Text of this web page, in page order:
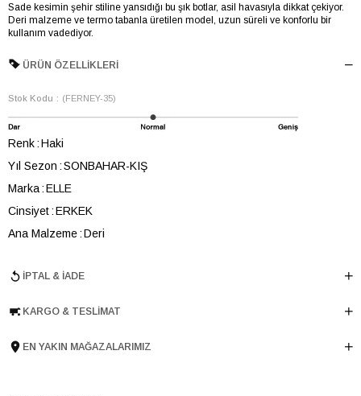
Sade kesimin şehir stiline yansıdığı bu şık botlar, asil havasıyla dikkat çekiyor.
Deri malzeme ve termo tabanla üretilen model, uzun süreli ve konforlu bir
kullanım vadediyor.
ÜRÜN ÖZELLIKLERI
Stok Kodu (FERNEY-35)
Renk Haki
Yıl Sezon SONBAHAR-KIŞ
Marka ELLE
Cinsiyet ERKEK
Ana Malzeme Deri
Topuk Boyu 4.5 cm
Taban Yüksekliği 4.5 cm
İPTAL & İADE
KARGO & TESLIMAT
EN YAKIN MAĞAZALARIMIZ